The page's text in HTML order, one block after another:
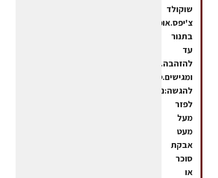
שוקולד
צ'יפס.אופים
בתנור
עד
להזהבה.מצננים
ומגישים.טיפ
להגשה:ניתן
לפזר
מעל
מעט
אבקת
סוכר
או